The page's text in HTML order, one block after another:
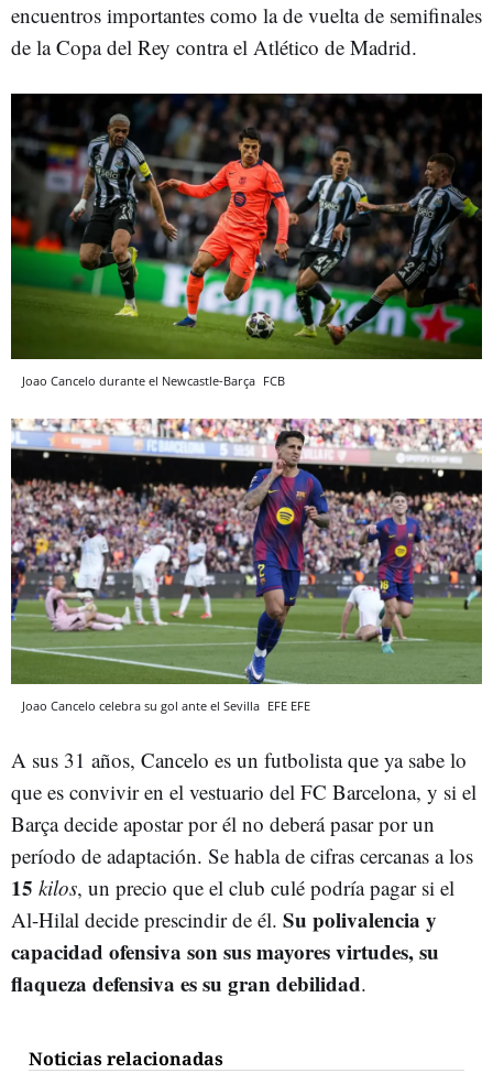
encuentros importantes como la de vuelta de semifinales
de la Copa del Rey contra el Atlético de Madrid.
Joao Cancelo durante el Newcastle-Barça FCB
Joao Cancelo celebra su gol ante el Sevilla EFE EFE
A sus 31 años, Cancelo es un futbolista que ya sabe lo
que es convivir en el vestuario del FC Barcelona, y si el
Barça decide apostar por él no deberá pasar por un
período de adaptación. Se habla de cifras cercanas a los
15 kilos, un precio que el club culé podría pagar si el
Al-Hilal decide prescindir de él. Su polivalencia y
capacidad ofensiva son sus mayores virtudes, su
flaqueza defensiva es su gran debilidad.
Noticias relacionadas